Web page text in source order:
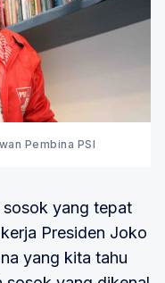
Pembina PSI
sosok yang tepat
Presiden Joko
yang kita tahu